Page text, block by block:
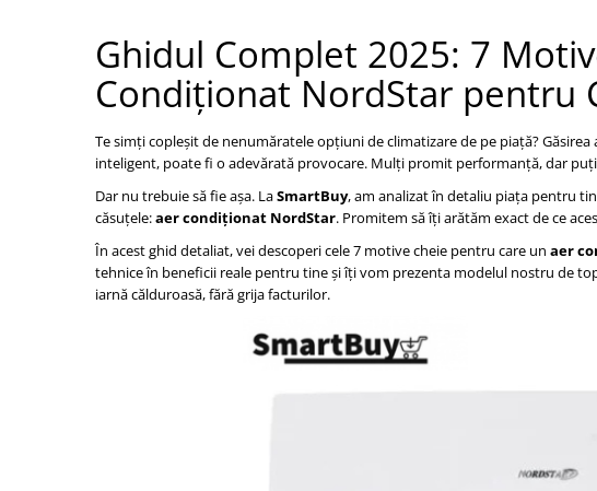
Produse Arhitecturale
Trape Acces
Izolatii Tehnice
Izolatie Placi
Ghidul Complet 2025: 7
Condiționat NordStar pentru
Te simți copleșit de nenumăratele opțiuni de climatizare de pe piață?
inteligent, poate fi o adevărată provocare. Mulți promit performanță, dar
Dar nu trebuie să fie așa. LaSmartBuy, am analizat în detaliu piața pentru
căsuțele:aer condiționat NordStar. Promitem să îți arătăm exact de ce
În acest ghid detaliat, vei descoperi cele 7 motive cheie pentru care un aer
tehnice în beneficii reale pentru tine și îți vom prezenta modelul nostru de
iarnă călduroasă, fără grija facturilor.